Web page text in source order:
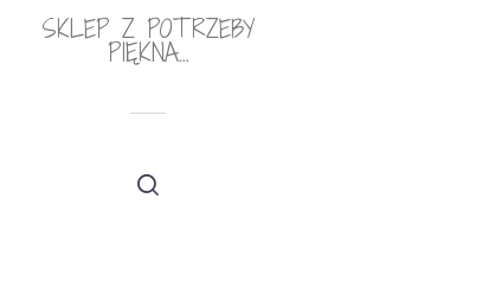
SKLEP Z POTRZEBY
PIĘKNA…